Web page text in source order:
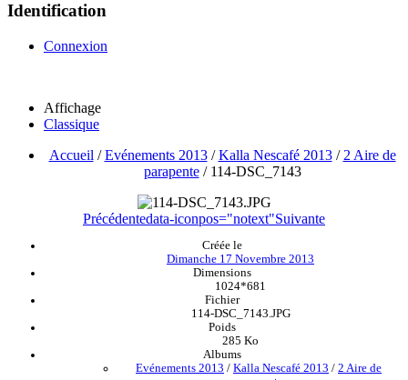
Identification
Connexion
Affichage
Classique
Accueil /Evénements 2013/Kalla Nescafé 2013/ 2 Aire de
parapente/ 114-DSC_7143
Précédentedata-iconpos="notext"Suivante
Créée le
Dimanche 17 Novembre 2013
Dimensions
1024*681
Fichier
114-DSC_7143.JPG
Poids
285 Ko
Albums
Evénements 2013 / Kalla Nescafé 2013 / 2 Aire de